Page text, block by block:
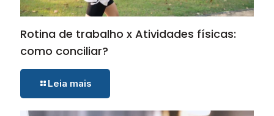
Rotina de trabalho x Atividades físicas:
como conciliar?
Leia mais